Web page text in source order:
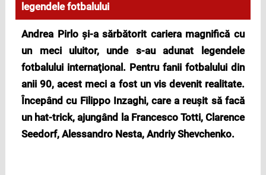
legendele fotbalului
Andrea Pirlo și-a sărbătorit cariera magnifică cu
un meci uluitor, unde s-au adunat legendele
fotbalului internaţional. Pentru fanii fotbalului din
anii 90, acest meci a fost un vis devenit realitate.
Începând cu Filippo Inzaghi, care a reușit să facă
un hat-trick, ajungând la Francesco Totti, Clarence
Seedorf, Alessandro Nesta, Andriy Shevchenko.